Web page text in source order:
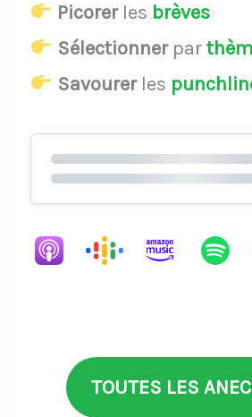
Picorerles brèves
Sélectionnerpar
Savourerles
TOUTES LES